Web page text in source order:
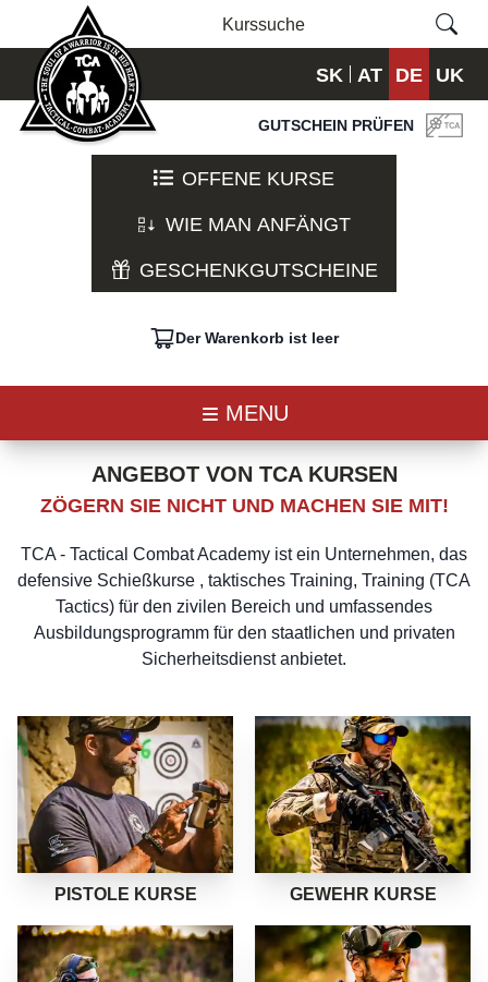
SK AT DE UK
GUTSCHEIN PRÜFEN
OFFENE KURSE
WIE MAN ANFÄNGT
GESCHENKGUTSCHEINE
Der Warenkorb ist leer
MENU
ANGEBOT VON TCA KURSEN
ZÖGERN SIE NICHT UND MACHEN SIE MIT!
TCA - Tactical Combat Academy ist ein Unternehmen, das
defensive Schießkurse , taktisches Training, Training (TCA
Tactics) für den zivilen Bereich und umfassendes
Ausbildungsprogramm für den staatlichen und privaten
Sicherheitsdienst anbietet.
ZEIG MEHR
PISTOLE KURSE
ZEIG MEHR
GEWEHR KURSE